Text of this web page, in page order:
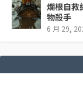
爛根自救
物殺手
6 月 29,